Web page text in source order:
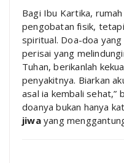
Bagi Ibu Kartika,
pengobatan fisik,
spiritual. Doa-doa
perisai yang
Tuhan, berikanlah
penyakitnya. Biarkan
asal ia kembali sehat,”
doanya bukan hanya
jiwayang